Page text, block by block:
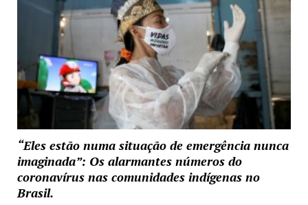
“Eles estão numa situação de emergência nunca
imaginada”: Os alarmantes números do
coronavírus nas comunidades indígenas no
Brasil.